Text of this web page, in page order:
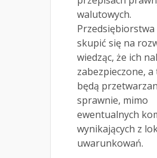
walutowych.
Przedsiębiorstwa
skupić się na
wiedząc, że ich
zabezpieczone,
będą
sprawnie, mimo
ewentualnych
wynikających z
uwarunkowań.